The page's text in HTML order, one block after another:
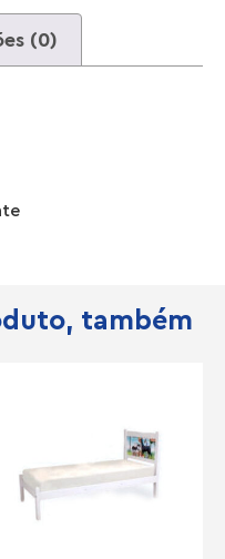
(0)
também